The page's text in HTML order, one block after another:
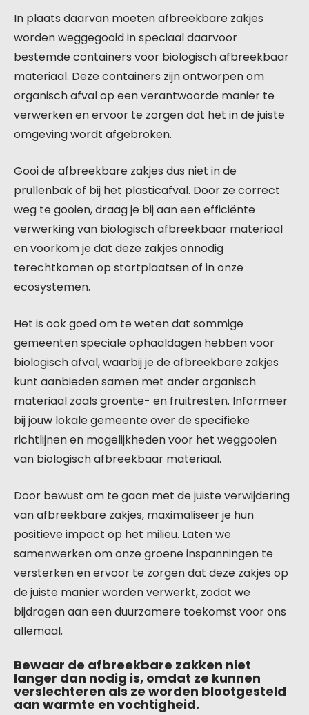
In plaats daarvan moeten afbreekbare zakjes
worden weggegooid in speciaal daarvoor
bestemde containers voor biologisch afbreekbaar
materiaal. Deze containers zijn ontworpen om
organisch afval op een verantwoorde manier te
verwerken en ervoor te zorgen dat het in de juiste
omgeving wordt afgebroken.
Gooi de afbreekbare zakjes dus niet in de
prullenbak of bij het plasticafval. Door ze correct
weg te gooien, draag je bij aan een efficiënte
verwerking van biologisch afbreekbaar materiaal
en voorkom je dat deze zakjes onnodig
terechtkomen op stortplaatsen of in onze
ecosystemen.
Het is ook goed om te weten dat sommige
gemeenten speciale ophaaldagen hebben voor
biologisch afval, waarbij je de afbreekbare zakjes
kunt aanbieden samen met ander organisch
materiaal zoals groente- en fruitresten. Informeer
bij jouw lokale gemeente over de specifieke
richtlijnen en mogelijkheden voor het weggooien
van biologisch afbreekbaar materiaal.
Door bewust om te gaan met de juiste verwijdering
van afbreekbare zakjes, maximaliseer je hun
positieve impact op het milieu. Laten we
samenwerken om onze groene inspanningen te
versterken en ervoor te zorgen dat deze zakjes op
de juiste manier worden verwerkt, zodat we
bijdragen aan een duurzamere toekomst voor ons
allemaal.
Bewaar de afbreekbare zakken niet
langer dan nodig is, omdat ze kunnen
verslechteren als ze worden blootgesteld
aan warmte en vochtigheid.